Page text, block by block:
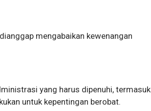
mengabaikan kewenangan
yang harus dipenuhi, termasuk
untuk kepentingan berobat.